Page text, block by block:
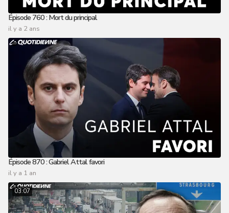
Épisode 760 : Mort du principal
il y a 2 ans
Épisode 870 : Gabriel Attal favori
il y a 1 an
03:07